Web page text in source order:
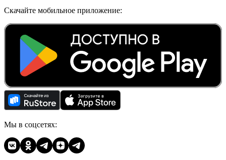
Скачайте мобильное приложение:
Мы в соцсетях: